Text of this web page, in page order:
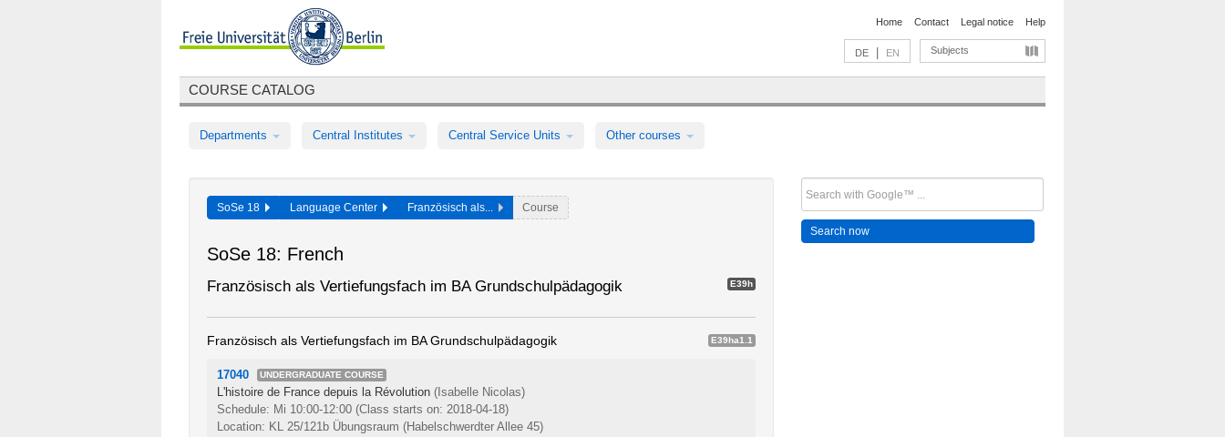
Home Contact Legal notice Help
DE EN Subjects
COURSE CATALOG
Departments Central Institutes Central Service Units Other courses
SoSe 18 Language Center Französisch als... Course
SoSe 18: French
Französisch als Vertiefungsfach im BA Grundschulpädagogik E39h
Französisch als Vertiefungsfach im BA Grundschulpädagogik E39ha1.1
17040 UNDERGRADUATE COURSE
L'histoire de France depuis la Révolution (Isabelle Nicolas)
Schedule: Mi 10:00-12:00 (Class starts on: 2018-04-18)
Location: KL 25/121b Übungsraum (Habelschwerdter Allee 45)